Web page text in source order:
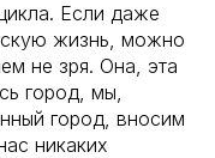
Если даже
жизнь, можно
не зря. Она, эта
город, мы,
город, вносим
никаких